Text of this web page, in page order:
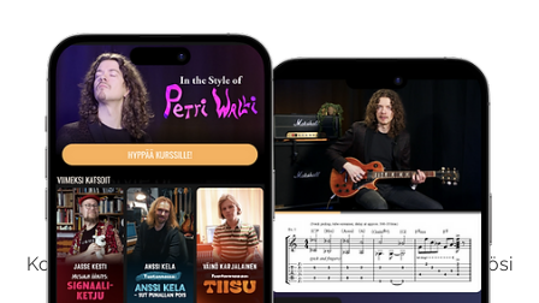
Kokeile Ilmaiseksi
Kokeilemalla ilmaiseksi saat koko sisältömme käyttöösi
viikon ajaksi.